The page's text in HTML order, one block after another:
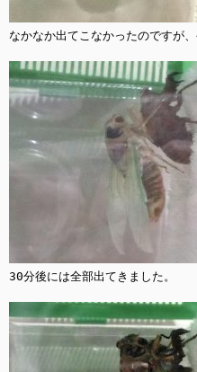
なかなか出てこなかったのですが、
30分後には全部出てきました。